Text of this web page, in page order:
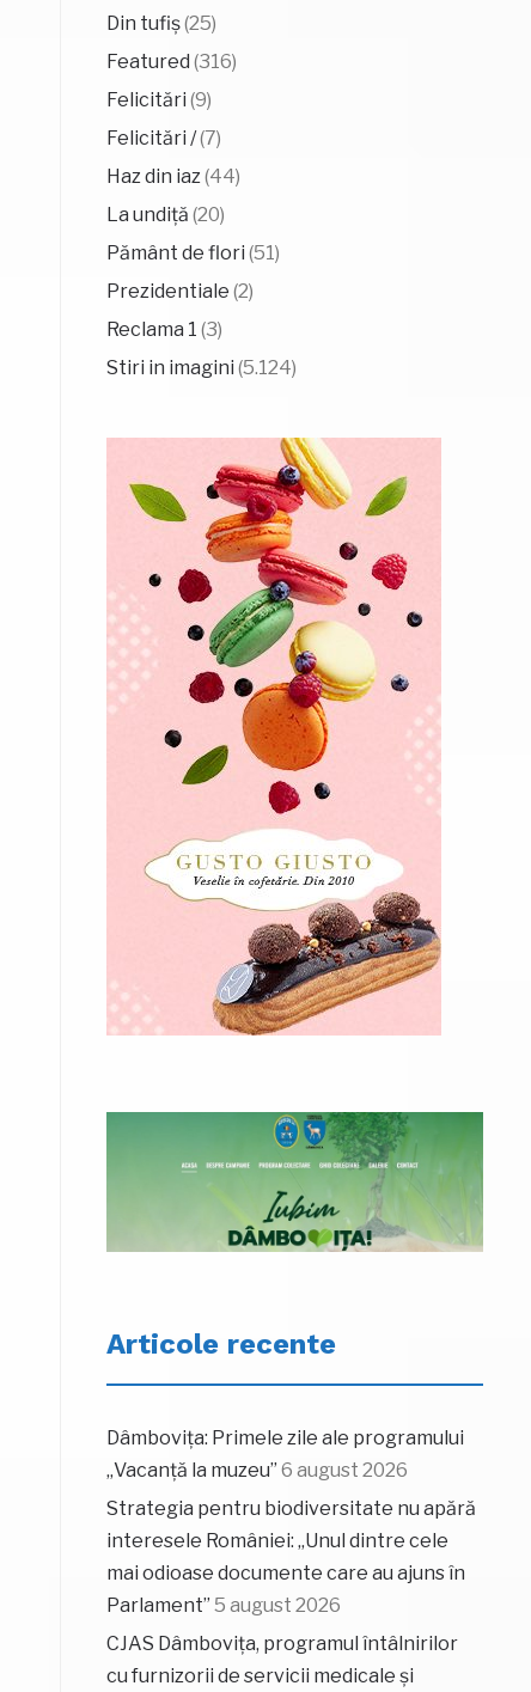
Din tufiș(25)
Featured (316)
Felicitări (9)
Felicitări /(7)
Haz din iaz(44)
La undiță (20)
Pământ de flori (51)
Prezidentiale (2)
Reclama 1 (3)
Stiri in imagini (5.124)
Articole recente
Dâmbovița: Primele zile ale programului
„Vacanță la muzeu” 6 august 2026
Strategia pentru biodiversitate nu apără
interesele României: „Unul dintre cele
mai odioase documente care au ajuns în
Parlament” 5 august 2026
CJAS Dâmbovița, programul întâlnirilor
cu furnizorii de servicii medicale și